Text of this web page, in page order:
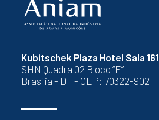
Kubitschek Plaza Hotel Sala 161
SHN Quadra 02 Bloco “E”
Brasília - DF - CEP: 70322-902